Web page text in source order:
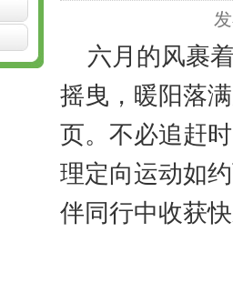
六月的风裹
摇曳，暖阳落
页。不必追赶
理定向运动如
伴同行中收获